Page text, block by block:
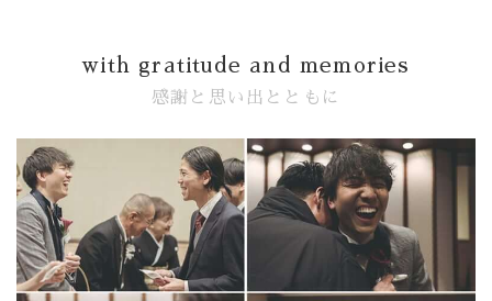
with gratitude and memories
感謝と思い出とともに